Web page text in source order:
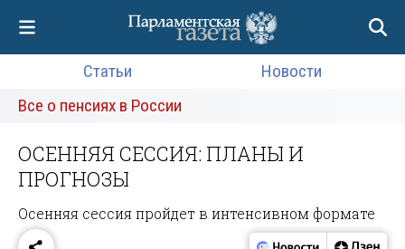
Статьи
Новости
Все о пенсиях в России
ОСЕННЯЯ СЕССИЯ: ПЛАНЫ И
ПРОГНОЗЫ
Осенняя сессия пройдет в интенсивном формате